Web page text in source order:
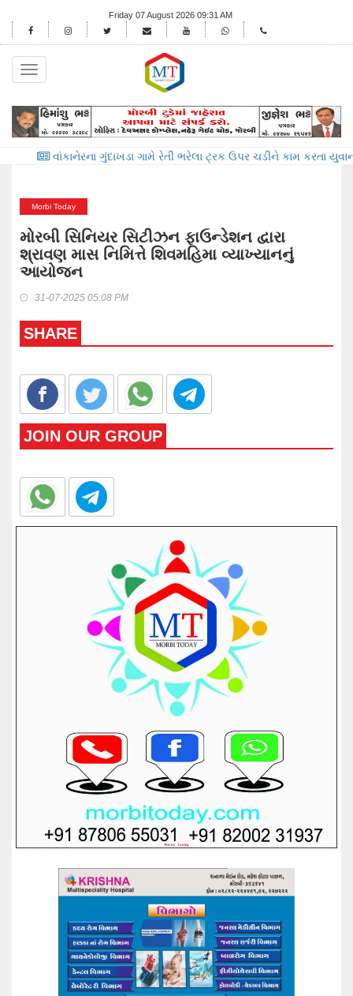
Friday 07 August 2026 09:31 AM
Toggle
navigation
ગુંદાખડા ગામે રેતી ભરેલા ટ્રક ઉપર ચડીને કામ કરતા યુવાનને
Morbi Today
મોરબી સિનિયર સિટીઝન ફાઉન્ડેશન દ્વારા
શ્રાવણ માસ નિમિત્તે શિવમહિમા વ્યાખ્યાનનું
આયોજન
31-07-2025 05:08 PM
SHARE
JOIN OUR GROUP